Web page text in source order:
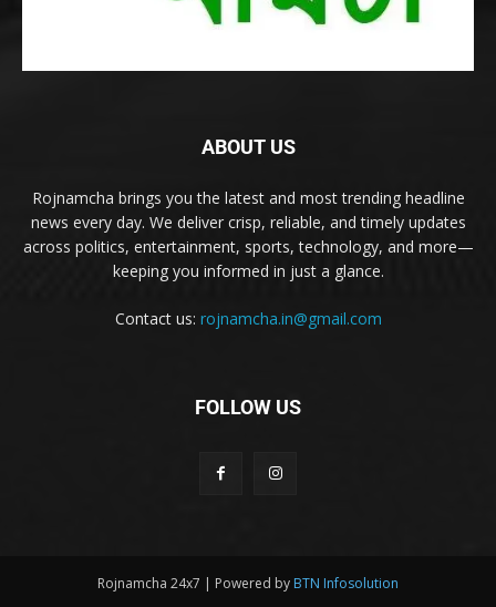
ABOUT US
Rojnamcha brings you the latest and most trending headline
news every day. We deliver crisp, reliable, and timely updates
across politics, entertainment, sports, technology, and more—
keeping you informed in just a glance.
Contact us: rojnamcha.in@gmail.com
FOLLOW US
Rojnamcha 24x7 | Powered by BTN Infosolution